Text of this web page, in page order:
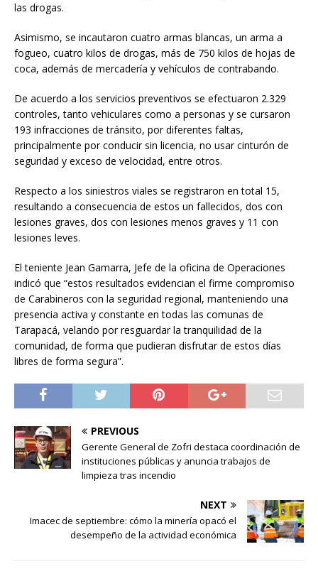
las drogas.
Asimismo, se incautaron cuatro armas blancas, un arma a
fogueo, cuatro kilos de drogas, más de 750 kilos de hojas de
coca, además de mercadería y vehículos de contrabando.
De acuerdo a los servicios preventivos se efectuaron 2.329
controles, tanto vehiculares como a personas y se cursaron
193 infracciones de tránsito, por diferentes faltas,
principalmente por conducir sin licencia, no usar cinturón de
seguridad y exceso de velocidad, entre otros.
Respecto a los siniestros viales se registraron en total 15,
resultando a consecuencia de estos un fallecidos, dos con
lesiones graves, dos con lesiones menos graves y 11 con
lesiones leves.
El teniente Jean Gamarra, Jefe de la oficina de Operaciones
indicó que “estos resultados evidencian el firme compromiso
de Carabineros con la seguridad regional, manteniendo una
presencia activa y constante en todas las comunas de
Tarapacá, velando por resguardar la tranquilidad de la
comunidad, de forma que pudieran disfrutar de estos días
libres de forma segura”.
PREVIOUS
Gerente General de Zofri destaca coordinación de
instituciones públicas y anuncia trabajos de
limpieza tras incendio
NEXT
Imacec de septiembre: cómo la minería opacó el
desempeño de la actividad económica